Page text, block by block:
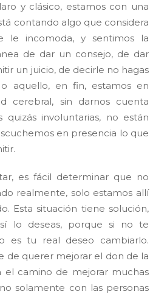
y clásico, estamos con una
contando algo que considera
le incomoda, y sentimos la
de dar un consejo, de dar
un juicio, de decirle no hagas
aquello, en fin, estamos en
cerebral, sin darnos cuenta
quizás involuntarias, no están
en presencia lo que
es fácil determinar que no
realmente, solo estamos allí
Esta situación tiene solución,
lo deseas, porque si no te
es tu real deseo cambiarlo.
de querer mejorar el don de la
el camino de mejorar muchas
solamente con las personas